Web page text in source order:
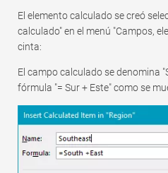
El elemento calculado se creó
calculado" en el menú "Campos,
cinta:
El campo calculado se denomina
fórmula "= Sur + Este" como se